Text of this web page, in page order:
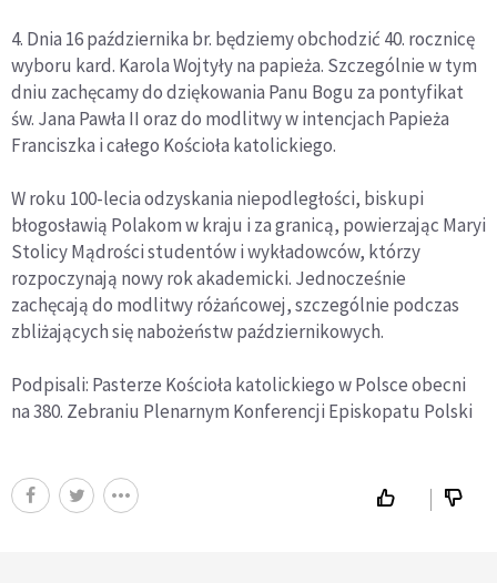
4. Dnia 16 października br. będziemy obchodzić 40. rocznicę
wyboru kard. Karola Wojtyły na papieża. Szczególnie w tym
dniu zachęcamy do dziękowania Panu Bogu za pontyfikat
św. Jana Pawła II oraz do modlitwy w intencjach Papieża
Franciszka i całego Kościoła katolickiego.
W roku 100-lecia odzyskania niepodległości, biskupi
błogosławią Polakom w kraju i za granicą, powierzając Maryi
Stolicy Mądrości studentów i wykładowców, którzy
rozpoczynają nowy rok akademicki. Jednocześnie
zachęcają do modlitwy różańcowej, szczególnie podczas
zbliżających się nabożeństw październikowych.
Podpisali: Pasterze Kościoła katolickiego w Polsce obecni
na 380. Zebraniu Plenarnym Konferencji Episkopatu Polski